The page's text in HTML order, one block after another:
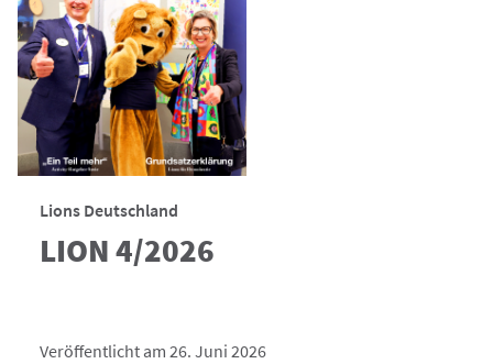
Lions Deutschland
LION 4/2026
Veröffentlicht am 26. Juni 2026